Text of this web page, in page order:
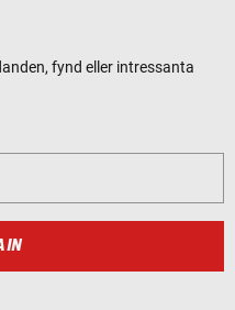
fynd eller intressanta
IN